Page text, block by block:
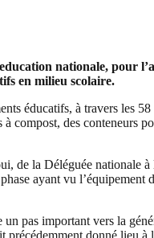
nationale, pour
en milieu scolaire.
éducatifs, à travers les
compost, des conteneurs
de la Déléguée nationale
ayant vu l’équipement
pas important vers la